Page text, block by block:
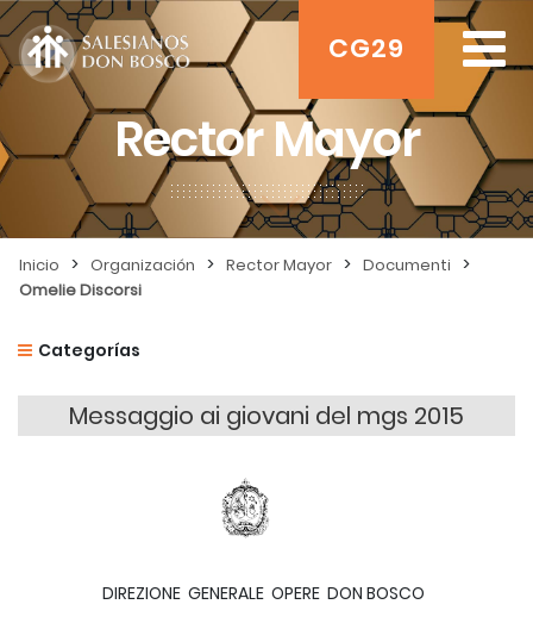
CG29
Rector Mayor
Inicio > Organización > Rector Mayor > Documenti >
Omelie Discorsi
Categorías
Messaggio ai giovani del mgs 2015
DIREZIONE GENERALE OPERE DON BOSCO